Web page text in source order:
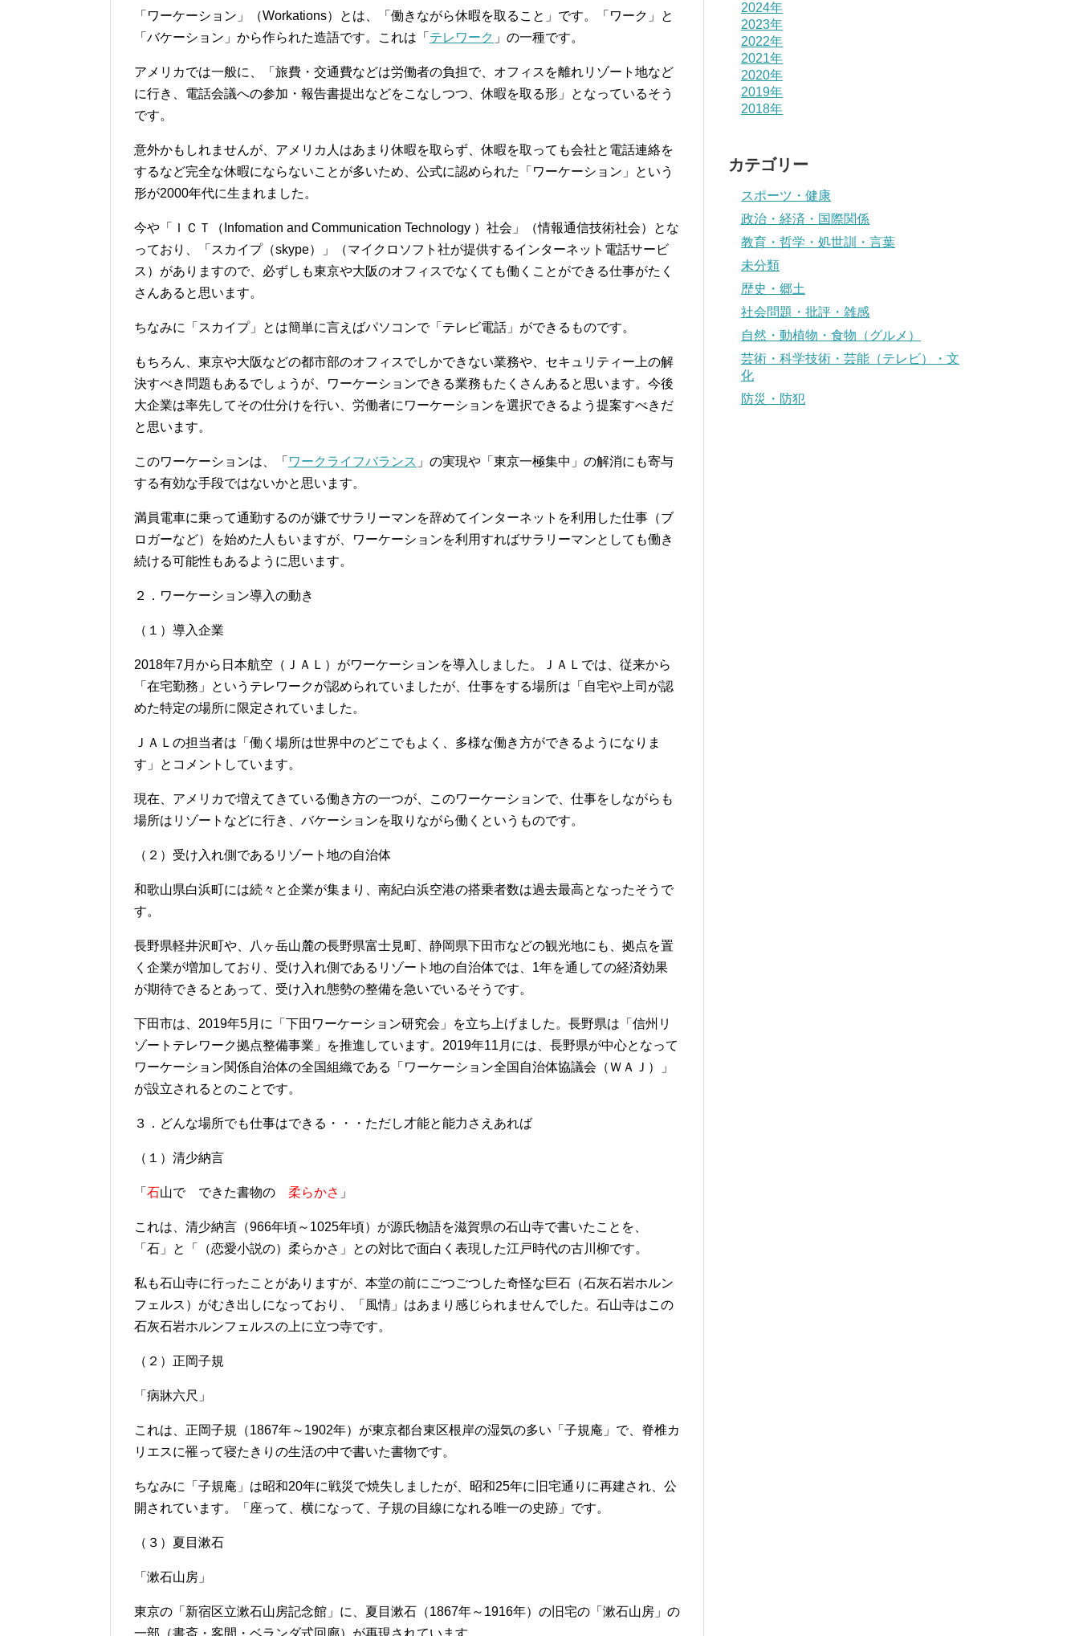
「ワーケーション」（Workations）とは、「働きながら休暇を取ること」です。「ワーク」と
「バケーション」から作られた造語です。これは「 テレワーク 」の一種です。
アメリカでは一般に、「旅費・交通費などは労働者の負担で、オフィスを離れリゾート地など
に行き、電話会議への参加・報告書提出などをこなしつつ、休暇を取る形」となっているそう
です。
意外かもしれませんが、アメリカ人はあまり休暇を取らず、休暇を取っても会社と電話連絡を
するなど完全な休暇にならないことが多いため、公式に認められた「ワーケーション」という
形が2000年代に生まれました。
今や「ＩＣＴ（Infomation and Communication Technology ）社会」（情報通信技術社会）とな
っており、「スカイプ（skype）」（マイクロソフト社が提供するインターネット電話サービ
ス）がありますので、必ずしも東京や大阪のオフィスでなくても働くことができる仕事がたく
さんあると思います。
ちなみに「スカイプ」とは簡単に言えばパソコンで「テレビ電話」ができるものです。
もちろん、東京や大阪などの都市部のオフィスでしかできない業務や、セキュリティー上の解
決すべき問題もあるでしょうが、ワーケーションできる業務もたくさんあると思います。今後
大企業は率先してその仕分けを行い、労働者にワーケーションを選択できるよう提案すべきだ
と思います。
このワーケーションは、「 ワークライフバランス 」の実現や「東京一極集中」の解消にも寄与
する有効な手段ではないかと思います。
満員電車に乗って通勤するのが嫌でサラリーマンを辞めてインターネットを利用した仕事（ブ
ロガーなど）を始めた人もいますが、ワーケーションを利用すればサラリーマンとしても働き
続ける可能性もあるように思います。
２．ワーケーション導入の動き
（１）導入企業
2018年7月から日本航空（ＪＡＬ）がワーケーションを導入しました。ＪＡＬでは、従来から
「在宅勤務」というテレワークが認められていましたが、仕事をする場所は「自宅や上司が認
めた特定の場所に限定されていました。
ＪＡＬの担当者は「働く場所は世界中のどこでもよく、多様な働き方ができるようになりま
す」とコメントしています。
現在、アメリカで増えてきている働き方の一つが、このワーケーションで、仕事をしながらも
場所はリゾートなどに行き、バケーションを取りながら働くというものです。
（２）受け入れ側であるリゾート地の自治体
和歌山県白浜町には続々と企業が集まり、南紀白浜空港の搭乗者数は過去最高となったそうで
す。
長野県軽井沢町や、八ヶ岳山麓の長野県富士見町、静岡県下田市などの観光地にも、拠点を置
く企業が増加しており、受け入れ側であるリゾート地の自治体では、1年を通しての経済効果
が期待できるとあって、受け入れ態勢の整備を急いでいるそうです。
下田市は、2019年5月に「下田ワーケーション研究会」を立ち上げました。長野県は「信州リ
ゾートテレワーク拠点整備事業」を推進しています。2019年11月には、長野県が中心となって
ワーケーション関係自治体の全国組織である「ワーケーション全国自治体協議会（ＷＡＪ）」
が設立されるとのことです。
３．どんな場所でも仕事はできる・・・ただし才能と能力さえあれば
（１）清少納言
「 石山で できた書物の 柔らかさ 」
これは、清少納言（966年頃～1025年頃）が源氏物語を滋賀県の石山寺で書いたことを、
「石」と「（恋愛小説の）柔らかさ」との対比で面白く表現した江戸時代の古川柳です。
私も石山寺に行ったことがありますが、本堂の前にごつごつした奇怪な巨石（石灰石岩ホルン
フェルス）がむき出しになっており、「風情」はあまり感じられませんでした。石山寺はこの
石灰石岩ホルンフェルスの上に立つ寺です。
（２）正岡子規
「病牀六尺」
これは、正岡子規（1867年～1902年）が東京都台東区根岸の湿気の多い「子規庵」で、脊椎カ
リエスに罹って寝たきりの生活の中で書いた書物です。
ちなみに「子規庵」は昭和20年に戦災で焼失しましたが、昭和25年に旧宅通りに再建され、公
開されています。「座って、横になって、子規の目線になれる唯一の史跡」です。
（３）夏目漱石
「漱石山房」
東京の「新宿区立漱石山房記念館」に、夏目漱石（1867年～1916年）の旧宅の「漱石山房」の
2024年
2023年
2022年
2021年
2020年
2019年
2018年
カテゴリー
スポーツ・健康
政治・経済・国際関係
教育・哲学・処世訓・言葉
未分類
歴史・郷土
社会問題・批評・雑感
自然・動植物・食物（グルメ）
芸術・科学技術・芸能（テレビ）・文
化
防災・防犯